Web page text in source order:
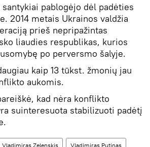
pablogėjo dėl padėties
2014 metais Ukrainos valdžia
prieš nepripažintas
liaudies respublikas, kurios
po perversmo šalyje.
kaip 13 tūkst. žmonių jau
aukomis.
kad nėra konflikto
suinteresuota stabilizuoti padėtį
Vladimiras Zelenskis Vladimiras Putinas